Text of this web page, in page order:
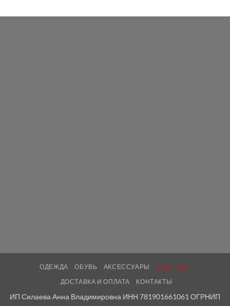
ОДЕЖДА ОБУВЬ АКСЕССУАРЫ
SALE -30%
ДОСТАВКА И ОПЛАТА
КОНТАКТЫ
ИП Силаева Анна Владимировна ИНН 781901661061 ОГРНИП